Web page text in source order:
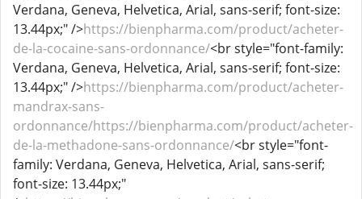
Verdana, Geneva, Helvetica, Arial, sans-serif; font-size:
13.44px;" />https://bienpharma.com/product/acheter-
de-la-cocaine-sans-ordonnance/<br style="font-family:
Verdana, Geneva, Helvetica, Arial, sans-serif; font-size:
13.44px;" />https://bienpharma.com/product/acheter-
mandrax-sans-
ordonnance/https://bienpharma.com/product/acheter-
de-la-methadone-sans-ordonnance/<br style="font-
family: Verdana, Geneva, Helvetica, Arial, sans-serif;
font-size: 13.44px;"